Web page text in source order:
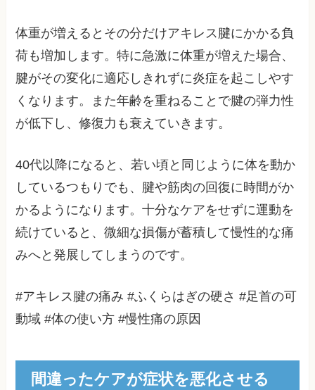
体重が増えるとその分だけアキレス腱にかかる負
荷も増加します。特に急激に体重が増えた場合、
腱がその変化に適応しきれずに炎症を起こしやす
くなります。また年齢を重ねることで腱の弾力性
が低下し、修復力も衰えていきます。
40代以降になると、若い頃と同じように体を動か
しているつもりでも、腱や筋肉の回復に時間がか
かるようになります。十分なケアをせずに運動を
続けていると、微細な損傷が蓄積して慢性的な痛
みへと発展してしまうのです。
#アキレス腱の痛み #ふくらはぎの硬さ #足首の可
動域 #体の使い方 #慢性痛の原因
間違ったケアが症状を悪化させる